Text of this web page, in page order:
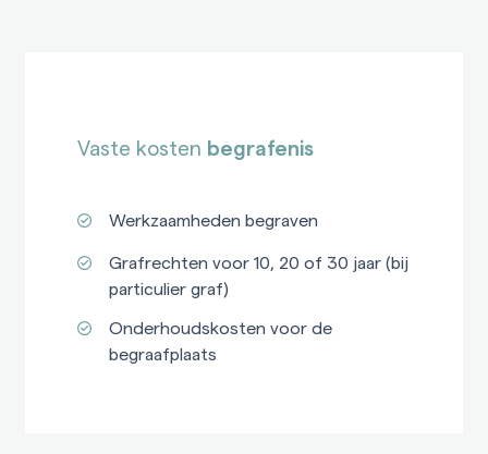
Vaste kosten begrafenis
Werkzaamheden begraven
Grafrechten voor 10, 20 of 30 jaar (bij
particulier graf)
Onderhoudskosten voor de
begraafplaats